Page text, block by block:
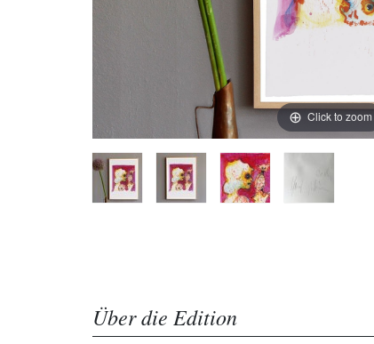
Click to zoom
Über die Edition